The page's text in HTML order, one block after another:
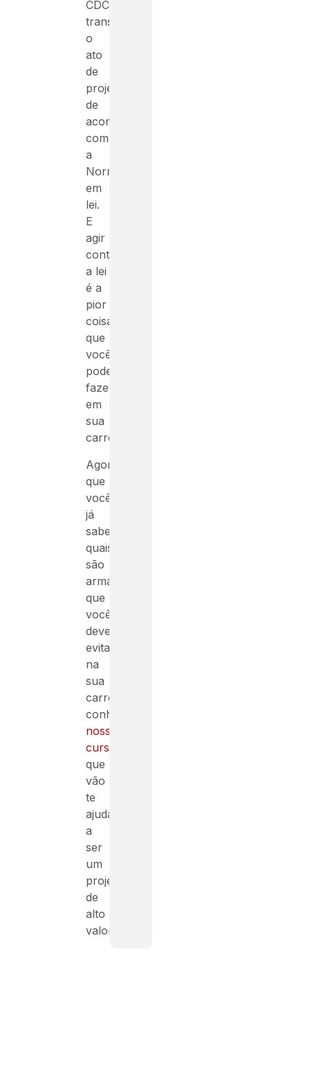
CDC
transformou
o
ato
de
projetar
de
acordo
com
a
Norma
em
lei.
E
agir
contra
a lei
é a
pior
coisa
que
você
pode
fazer
em
sua
carreira.
Agora
que
você
já
sabe
quais
são
armadilhas
que
você
deve
evitar
na
sua
carreira,
conheça
nossos
cursos
que
vão
te
ajudar
a
ser
um
projetista
de
alto
valor.